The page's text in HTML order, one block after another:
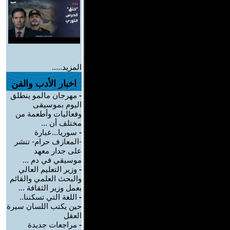
المزيد.....
اخبار الأدب والفن
- مهرجان مالمو ينطلق
اليوم بموسيقى
وفعاليات وأطعمة من
مختلف أن ...
- سوريا...عبارة
-المعازف حرام- تنشر
على جدار معهد
موسيقي في دم ...
- وزير التعليم العالي
والبحث العلمي والقائم
بعمل وزير الثقافة ...
- اللغة التي تسكننا..
حين يكتب اللسان سيرة
العقل
- مراجعات جديدة